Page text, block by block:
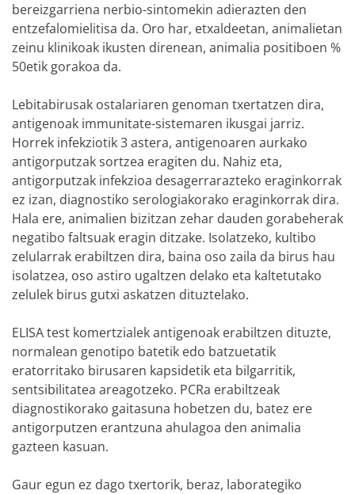
bereizgarriena nerbio-sintomekin adierazten den
entzefalomielitisa da. Oro har, etxaldeetan, animalietan
zeinu klinikoak ikusten direnean, animalia positiboen %
50etik gorakoa da.
Lebitabirusak ostalariaren genoman txertatzen dira,
antigenoak immunitate-sistemaren ikusgai jarriz.
Horrek infekziotik 3 astera, antigenoaren aurkako
antigorputzak sortzea eragiten du. Nahiz eta,
antigorputzak infekzioa desagerrarazteko eraginkorrak
ez izan, diagnostiko serologiakorako eraginkorrak dira.
Hala ere, animalien bizitzan zehar dauden gorabeherak
negatibo faltsuak eragin ditzake. Isolatzeko, kultibo
zelularrak erabiltzen dira, baina oso zaila da birus hau
isolatzea, oso astiro ugaltzen delako eta kaltetutako
zelulek birus gutxi askatzen dituztelako.
ELISA test komertzialek antigenoak erabiltzen dituzte,
normalean genotipo batetik edo batzuetatik
eratorritako birusaren kapsidetik eta bilgarritik,
sentsibilitatea areagotzeko. PCRa erabiltzeak
diagnostikorako gaitasuna hobetzen du, batez ere
antigorputzen erantzuna ahulagoa den animalia
gazteen kasuan.
Gaur egun ez dago txertorik, beraz, laborategiko